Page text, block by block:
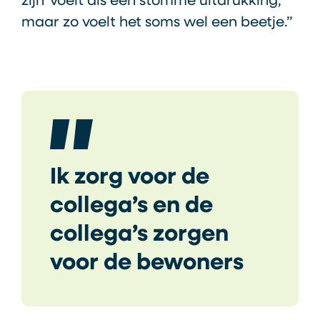
maar zo voelt het soms wel een beetje.”
Ik zorg voor de
collega’s en de
collega’s zorgen
voor de bewoners